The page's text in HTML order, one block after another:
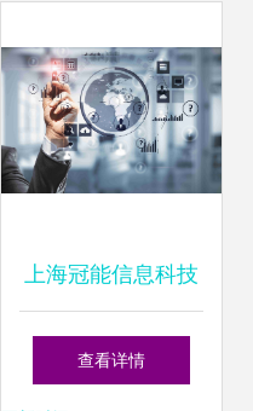
上海冠能信息科技
引领信息科技领域
查看详情